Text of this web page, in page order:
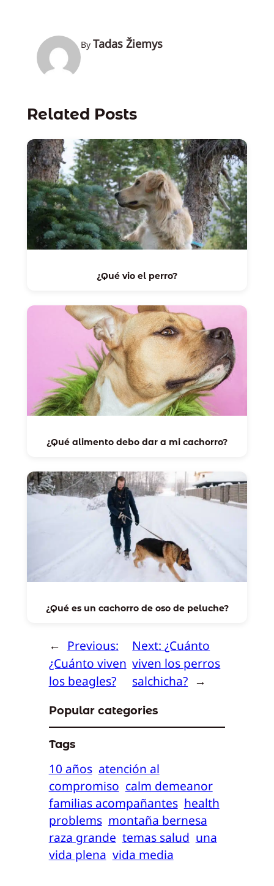
By Tadas Žiemys
Related Posts
¿Qué vio el perro?
¿Qué alimento debo dar a mi cachorro?
¿Qué es un cachorro de oso de peluche?
← Previous:
¿Cuánto viven
los beagles?
Next:¿Cuánto
viven los perros
salchicha? →
Popular categories
Tags
10 años atención al
compromiso calm demeanor
familias acompañantes health
problems montaña bernesa
raza grande temas salud una
vida plena vida media